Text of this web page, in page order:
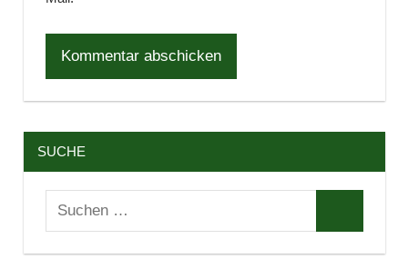
SUCHE
Suchen